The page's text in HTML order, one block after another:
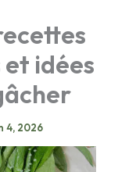
idées
4, 2026